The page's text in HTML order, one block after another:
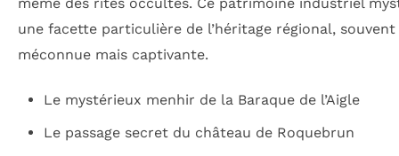
une facette particulière de l’héritage régional, souvent
méconnue mais captivante.
Le mystérieux menhir de la Baraque de l’Aigle
Le passage secret du château de Roquebrun